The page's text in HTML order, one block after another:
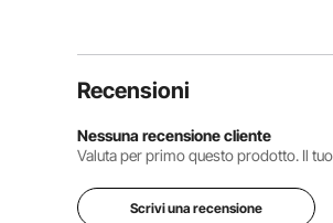
Recensioni
Nessuna recensione cliente
Valuta per primo questo prodotto. Il
Scrivi una recensione